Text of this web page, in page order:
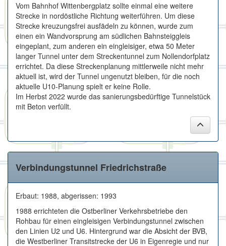
Vom Bahnhof Wittenbergplatz sollte einmal eine weitere
Strecke in nordöstliche Richtung weiterführen. Um diese
Strecke kreuzungsfrei ausfädeln zu können, wurde zum
einen ein Wandvorsprung am südlichen Bahnsteiggleis
eingeplant, zum anderen ein eingleisiger, etwa 50 Meter
langer Tunnel unter dem Streckentunnel zum Nollendorfplatz
errichtet. Da diese Streckenplanung mittlerweile nicht mehr
aktuell ist, wird der Tunnel ungenutzt bleiben, für die noch
aktuelle U10-Planung spielt er keine Rolle.
Im Herbst 2022 wurde das sanierungsbedürftige Tunnelstück
mit Beton verfüllt.
Verbindungstunnel Friedrichstraße
Erbaut: 1988, abgerissen: 1993
1988 errichteten die Ostberliner Verkehrsbetriebe den
Rohbau für einen eingleisigen Verbindungstunnel zwischen
den Linien U2 und U6. Hintergrund war die Absicht der BVB,
die Westberliner Transitstrecke der U6 in Eigenregie und nur